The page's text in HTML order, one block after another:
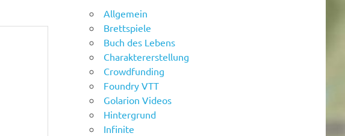
Allgemein
Brettspiele
Buch des Lebens
Charaktererstellung
Crowdfunding
Foundry VTT
Golarion Videos
Hintergrund
Infinite